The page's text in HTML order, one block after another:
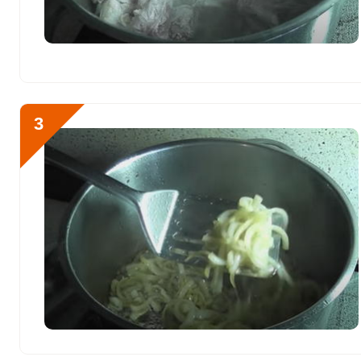
Фосфор 1403.8 мг
Хлор 187.2 мг
Железо
Йод 20 мкг
Кобальт 21.8 мкг
Литий
Марганец
1132.2 мкг
Никель 23.4 мкг
3